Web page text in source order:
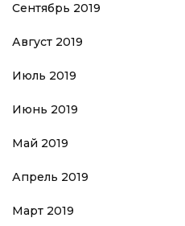
Сентябрь 2019
Август 2019
Июль 2019
Июнь 2019
Май 2019
Апрель 2019
Март 2019